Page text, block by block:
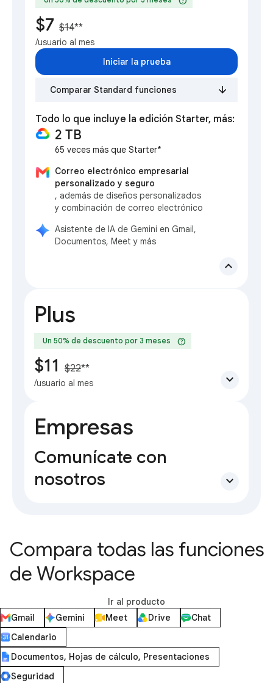
$7 $14**
/usuario al mes
Iniciar la prueba
Comparar Standard funciones
Todo lo que incluye la edición Starter, más:
2 TB
65 veces más que Starter*
Correo electrónico empresarial
personalizado y seguro
, además de diseños personalizados
y combinación de correo electrónico
Asistente de IA de Gemini en Gmail,
Documentos, Meet y más
expand_less
Plus
Un 50% de descuento por 3 meses help
$11 $22**
/usuario al mes expand_more
Empresas
Comunícate con
nosotros
expand_more
Compara todas las funciones
de Workspace
Ir al producto
Gmail
Gemini Meet Drive
Chat
Calendario
Documentos, Hojas de cálculo, Presentaciones
Seguridad